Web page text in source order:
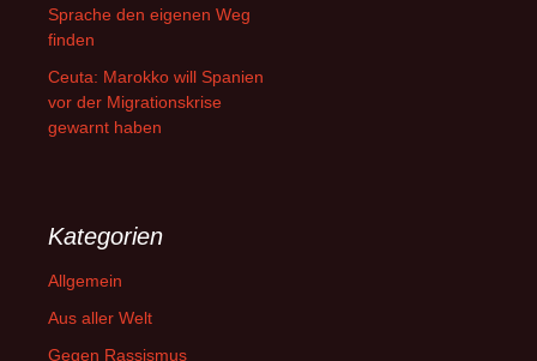
Sprache den eigenen Weg
finden
Ceuta: Marokko will Spanien
vor der Migrationskrise
gewarnt haben
Kategorien
Allgemein
Aus aller Welt
Gegen Rassismus